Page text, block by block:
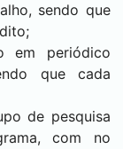
sendo que
em periódico
que cada
de pesquisa
com no